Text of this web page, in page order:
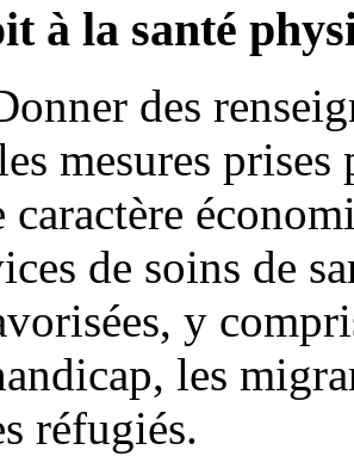
à la santé
des
mesures
caractère
de soins de
y
les
réfugiés.